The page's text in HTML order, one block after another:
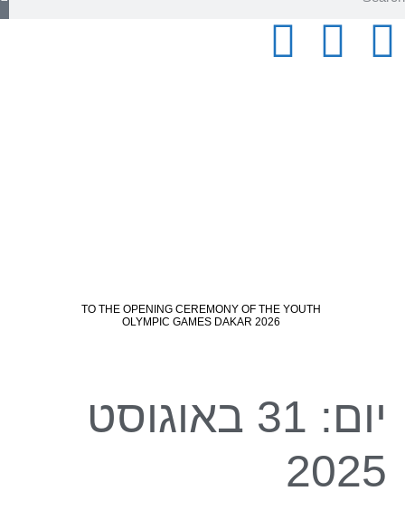
יום:
31 באוגוסט
2025